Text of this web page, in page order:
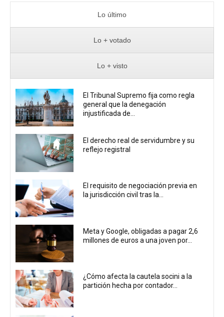
Lo último
Lo + votado
Lo + visto
El Tribunal Supremo fija como regla
general que la denegación
injustificada de...
El derecho real de servidumbre y su
reflejo registral
El requisito de negociación previa en
la jurisdicción civil tras la...
Meta y Google, obligadas a pagar 2,6
millones de euros a una joven por...
¿Cómo afecta la cautela socini a la
partición hecha por contador...